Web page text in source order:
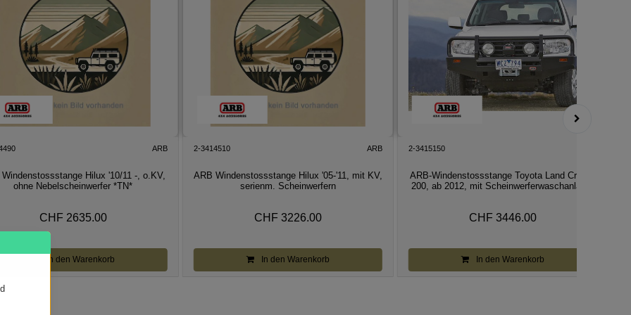
ARB
Hilux '10/11 -, o.KV,
ohne Nebelscheinwerfer *TN*
CHF 2635.00
In den Warenkorb
2-3414510 ARB
ARB Windenstossstange Hilux '05-'11, mit KV,
serienm. Scheinwerfern
CHF 3226.00
In den Warenkorb
2-3415150
ARB-Windenstossstange Toyota Land Cruiser
200, ab 2012, mit Scheinwerferwaschanlag...
CHF 3446.00
In den Warenkorb